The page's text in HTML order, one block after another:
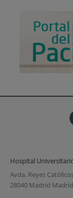
Hospital
Avda. Reyes
28040 Madrid Madrid